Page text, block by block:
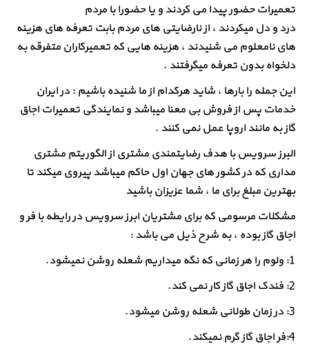
تعمیرات حضور پیدا می کردند و یا حضورا با مردم
درد و دل میکردند ، از نارضایتی های مردم بابت تعرفه های هزینه
های نامعلوم می شنیدند ، هزینه هایی که تعمیرکاران متفرقه به
دلخواه بدون تعرفه میگرفتند .
این جمله را بارها ، شاید هرکدام از ما شنیده باشیم : در ایران
خدمات پس از فروش بی معنا میباشد و نمایندگی تعمیرات اجاق
گاز به مانند اروپا عمل نمی کنند .
البرز سرویس با هدف رضایتمندی مشتری از الگوریتم مشتری
مداری که در کشور های جهان اول حاکم میباشد پیروی میکند تا
بهترین مبلغ برای ما ، شما عزیزان باشید
مشکلات مرسومی که برای مشتریان ابرز سرویس در رایطه با فر و
اجاق گاز بوده ، به شرح ذیل می باشد :
1: ولوم را هر زمانی که نگه میداریم شعله روشن نمیشود.
2: فندک اجاق گاز کار نمی کند.
3: در زمان طولانی شعله روشن میشود.
4:فر اجاق گاز گرم نمیکند.